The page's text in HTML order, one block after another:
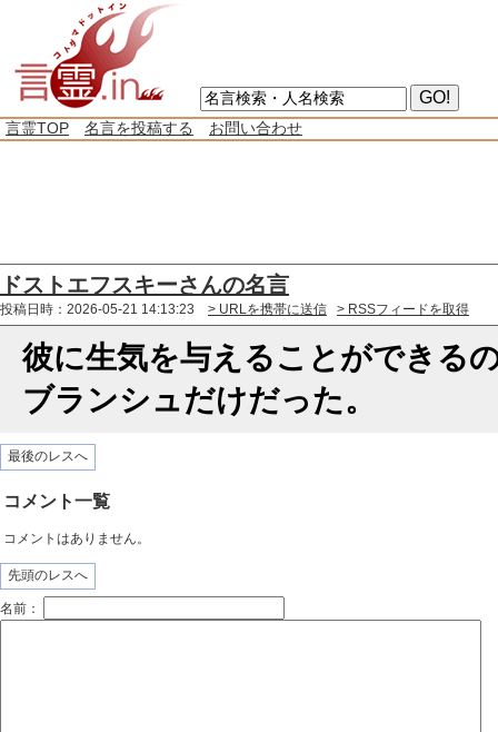
言霊TOP 名言を投稿する お問い合わせ
ドストエフスキーさんの名言
投稿日時：2026-05-21 14:13:23 > URLを携帯に送信 > RSSフィードを取得
彼に生気を与えることができる
ブランシュだけだった。
最後のレスへ
コメント一覧
コメントはありません。
先頭のレスへ
名前：